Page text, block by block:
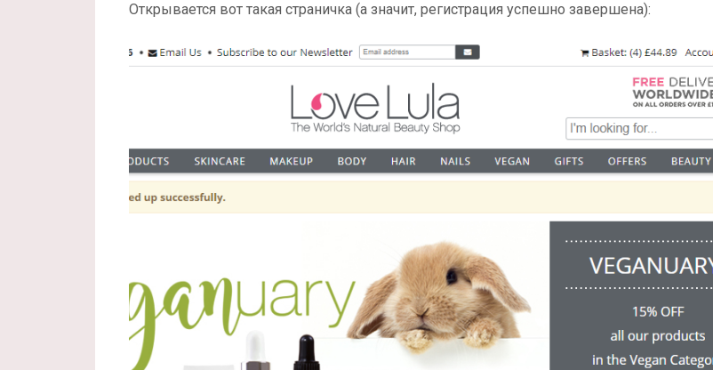
Открывается вот такая страничка (а значит, регистрация успешно завершена):